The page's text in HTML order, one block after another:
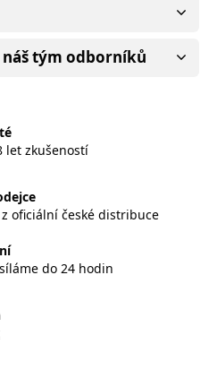
tým odborníků
let zkušeností
oficiální české distribuce
do 24 hodin